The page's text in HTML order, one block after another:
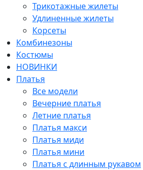
Трикотажные жилеты
Удлиненные жилеты
Корсеты
Комбинезоны
Костюмы
НОВИНКИ
Платья
Все модели
Вечерние платья
Летние платья
Платья макси
Платья миди
Платья мини
Платья с длинным рукавом